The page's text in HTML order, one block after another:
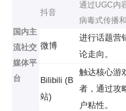
国内主
流社交
媒体平
台
抖音
通过UGC内
病毒式传播
微博
进行话题营
论走向。
Bilibili (B
站)
触达核心游
者，通过攻
户粘性。